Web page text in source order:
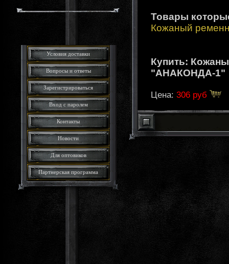
Условия доставки
Вопросы и ответы
Зарегистрироваться
Вход с паролем
Контакты
Новости
Для оптовиков
Партнерская программа
Товары
Кожаный
Купить:
"АНАКОНДА-1"
Цена: 306 руб